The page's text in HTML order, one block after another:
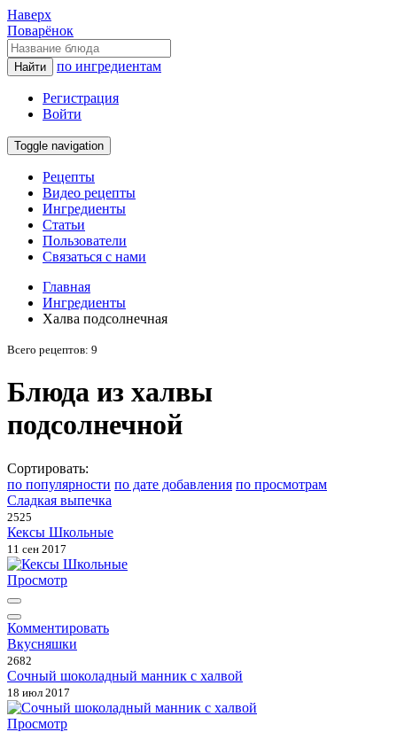
Наверх
Поварёнок
Найти по ингредиентам
Регистрация
Войти
Toggle navigation
Рецепты
Видео рецепты
Ингредиенты
Статьи
Пользователи
Связаться с нами
Главная
Ингредиенты
Халва подсолнечная
Всего рецептов: 9
Блюда из халвы
подсолнечной
Сортировать:
по популярности по дате добавления по просмотрам
Сладкая выпечка
2525
Кексы Школьные
11 сен 2017
Просмотр
Комментировать
Вкусняшки
2682
Сочный шоколадный манник с халвой
18 июл 2017
Просмотр